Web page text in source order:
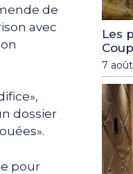
de
avec
dossier
pour
Les
7